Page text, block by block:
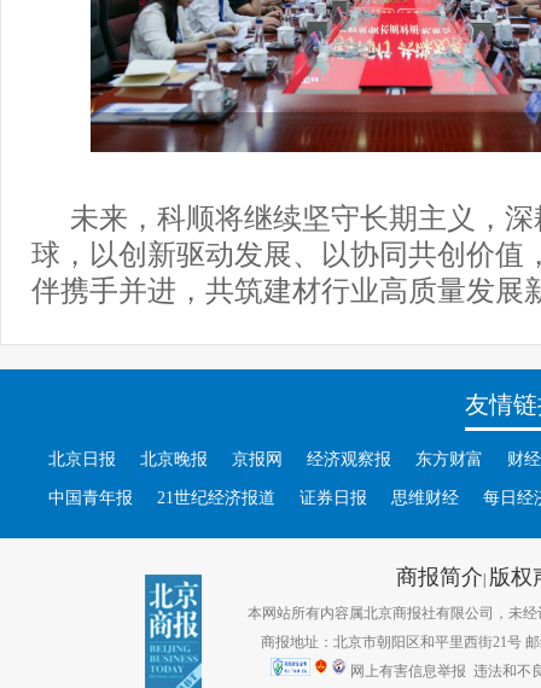
未来，科顺将继续坚守长期主义，
球，以创新驱动发展、以协同共创价值
伴携手并进，共筑建材行业高质量发展
友情
北京日报 北京晚报 京报网 经济观察报 东方财富 财
中国青年报 21世纪经济报道 证券日报 思维财经 每日经
商报简介| 版权
本网站所有内容属北京商报社有限公司，未经
商报地址：北京市朝阳区和平里西街21号
网上有害信息举报 违法和不